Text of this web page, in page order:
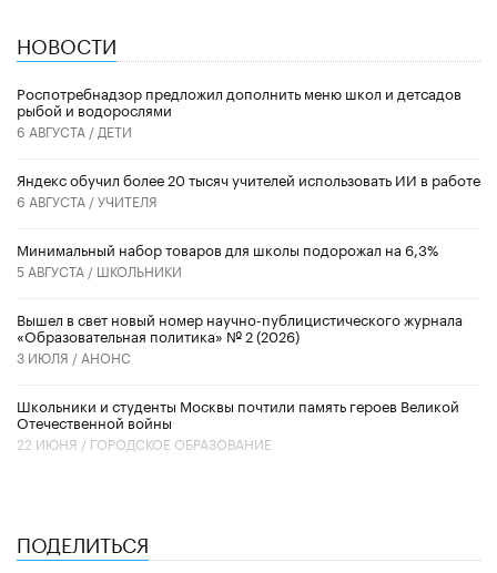
НОВОСТИ
Роспотребнадзор предложил дополнить меню школ и детсадов
рыбой и водорослями
6 АВГУСТА / ДЕТИ
​Яндекс обучил более 20 тысяч учителей использовать ИИ в работе
6 АВГУСТА /УЧИТЕЛЯ
Минимальный набор товаров для школы подорожал на 6,3%
5 АВГУСТА / ШКОЛЬНИКИ
Вышел в свет новый номер научно-публицистического журнала
«Образовательная политика» № 2 (2026)
3 ИЮЛЯ / АНОНС
Школьники и студенты Москвы почтили память героев Великой
Отечественной войны
22 ИЮНЯ / ГОРОДСКОЕ ОБРАЗОВАНИЕ
ПОДЕЛИТЬСЯ